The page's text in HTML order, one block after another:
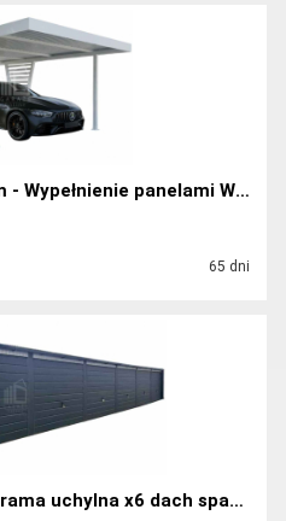
Carport V PREMIUM 4x5m - Wypełnienie panelami Wiat...
65 dni
Garaż blaszany 18x5 m brama uchylna x6 dach spad w...